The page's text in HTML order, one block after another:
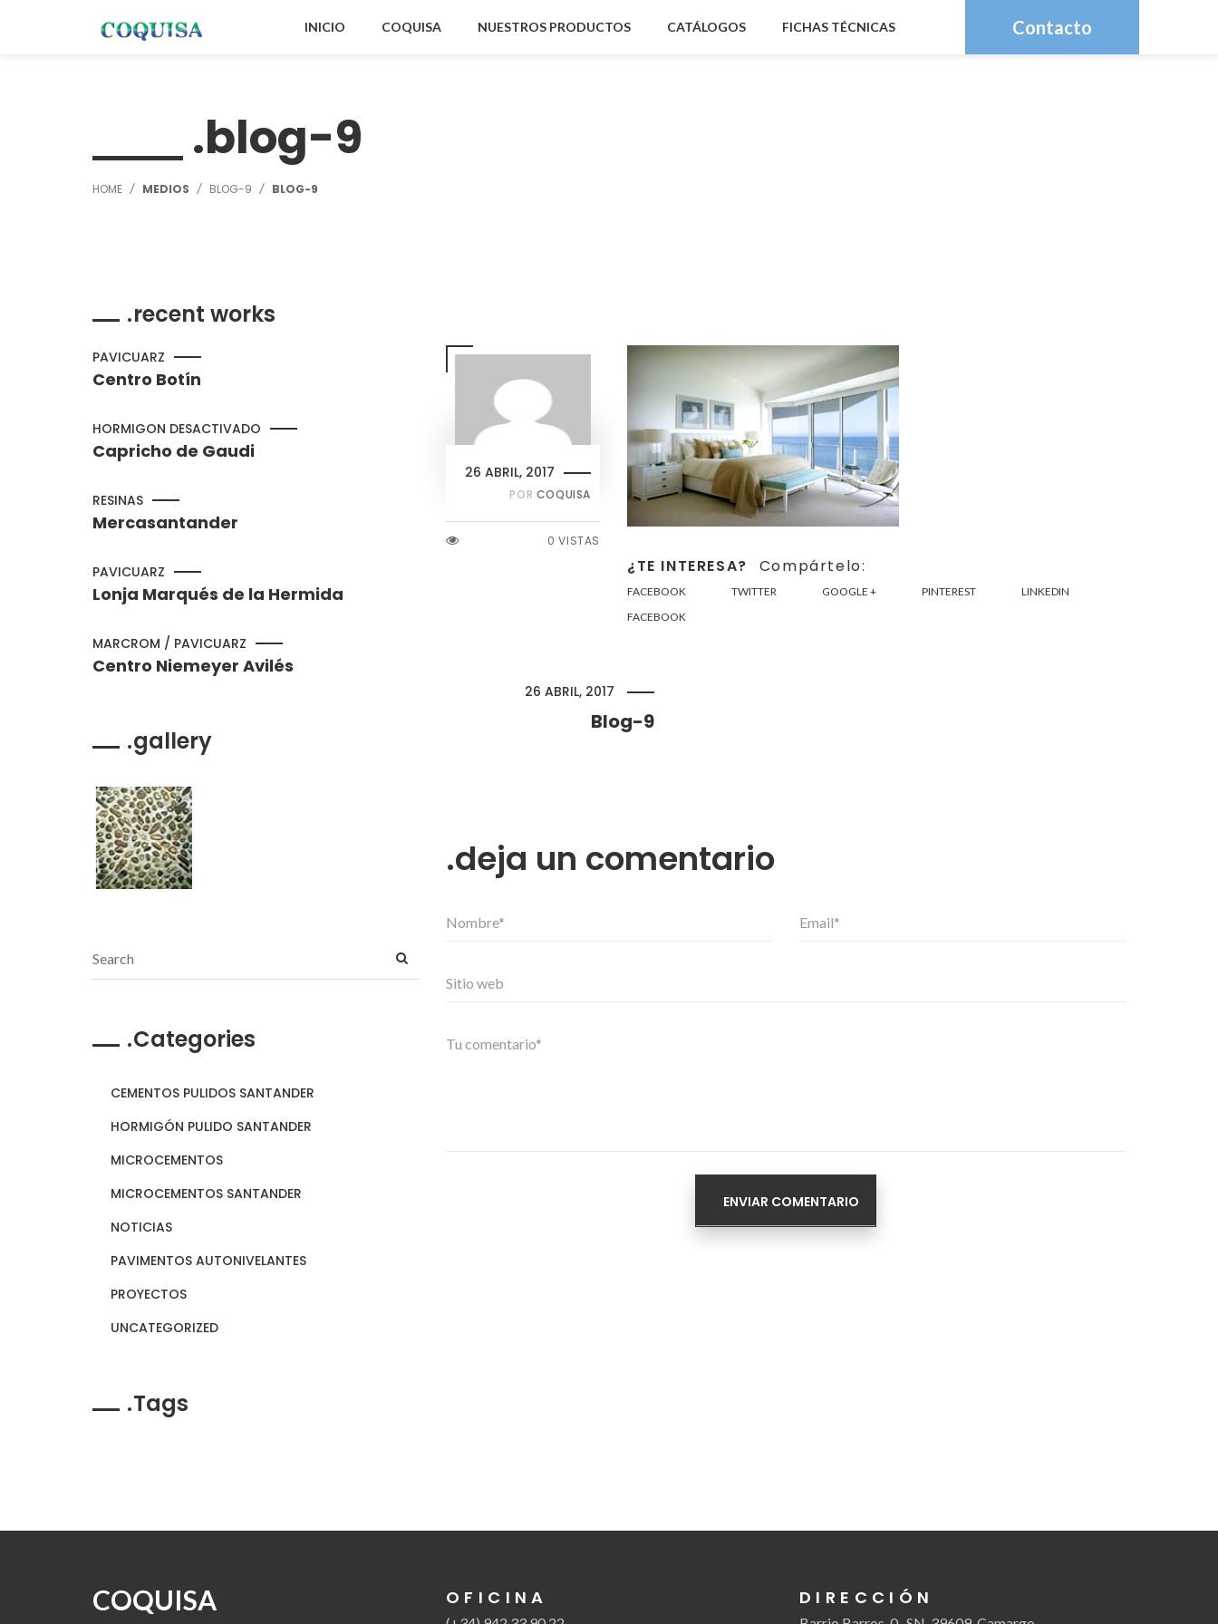
INICIO COQUISA NUESTROS PRODUCTOS CATÁLOGOS FICHAS TÉCNICAS Contacto
blog-9
HOME MEDIOS BLOG-9 BLOG-9
26 ABRIL, 2017
POR COQUISA
0 VISTAS
¿TE INTERESA? Compártelo:
FACEBOOK TWITTER GOOGLE + PINTEREST
LINKEDIN
FACEBOOK
26 ABRIL, 2017
Blog-9
deja un comentario
recent works
PAVICUARZ
Centro Botín
HORMIGON DESACTIVADO
Capricho de Gaudi
RESINAS
Mercasantander
PAVICUARZ
Lonja Marqués de la Hermida
MARCROM / PAVICUARZ
Centro Niemeyer Avilés
gallery
Categories
CEMENTOS PULIDOS SANTANDER
HORMIGÓN PULIDO SANTANDER
MICROCEMENTOS
MICROCEMENTOS SANTANDER
NOTICIAS
PAVIMENTOS AUTONIVELANTES
PROYECTOS
UNCATEGORIZED
Tags
COQUISA OFICINA DIRECCIÓN